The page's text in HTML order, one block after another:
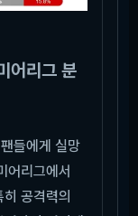
어리그 분
들에게 실망
어리그에서
공격력의